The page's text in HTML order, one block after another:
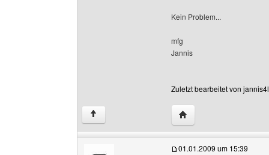
Kein Problem...
mfg
Jannis
Zuletzt bearbeitet von
↑ Website dieses
01.01.2009 um 15:39